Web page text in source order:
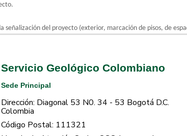
señalización del proyecto (exterior, marcación de pisos, de
Servicio Geológico Colombiano
Sede Principal
Dirección: Diagonal 53 N0. 34 - 53 Bogotá D.C.
Colombia
Código Postal: 111321